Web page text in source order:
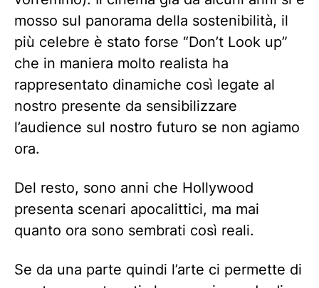
mosso sul panorama della sostenibilità, il
più celebre è stato forse “Don’t Look up”
che in maniera molto realista ha
rappresentato dinamiche così legate al
nostro presente da sensibilizzare
l’audience sul nostro futuro se non agiamo
ora.
Del resto, sono anni che Hollywood
presenta scenari apocalittici, ma mai
quanto ora sono sembrati così reali.
Se da una parte quindi l’arte ci permette di